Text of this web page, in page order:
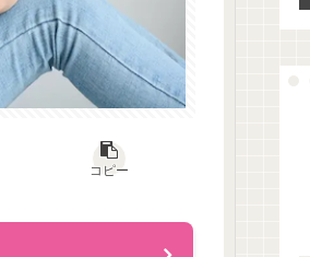
コピー